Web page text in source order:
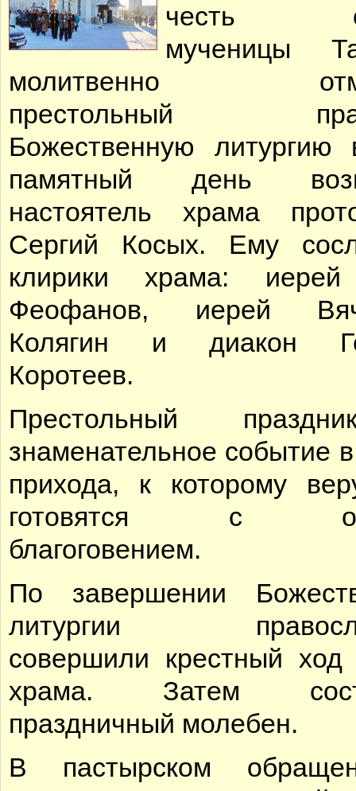
честь
мученицы
молитвенно
престольный
Божественную литургию
памятный день
настоятель храма
Сергий Косых. Ему
клирики хра­ма:
Феофанов, иерей
Колягин и диакон
Коротеев.
Престольный
знаменательное событие
прихода, к которому
готовятся с
благоговением.
По завершении
литургии
совершили крестный ход
храма. Затем
праздничный молебен.
В пастырском